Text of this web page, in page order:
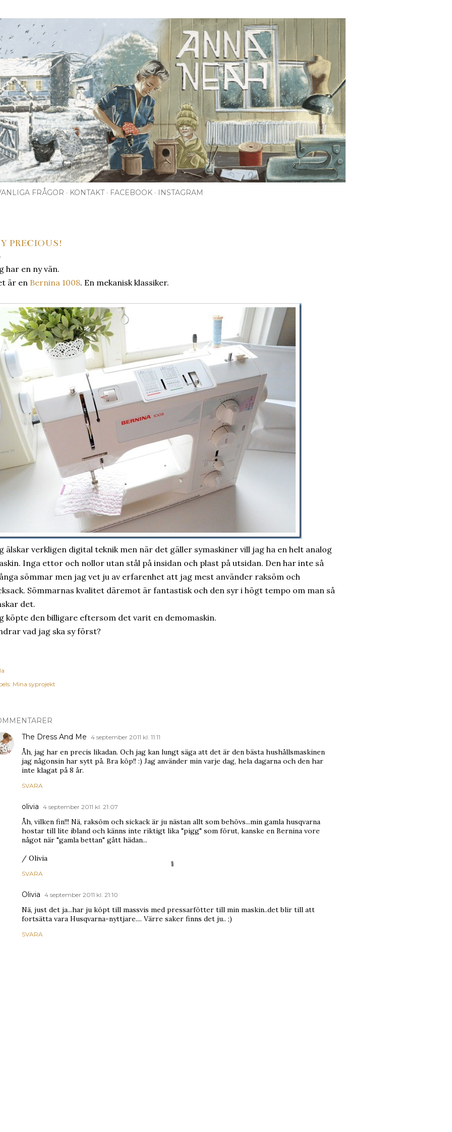
FRÅGOR KONTAKT FACEBOOK INSTAGRAM
PRECIOUS!
har en ny vän.
är en Bernina 1008. En mekanisk klassiker.
älskar verkligen digital teknik men när det gäller symaskiner vill jag ha en helt analog
Inga ettor och nollor utan stål på insidan och plast på utsidan. Den har inte så
sömmar men jag vet ju av erfarenhet att jag mest använder raksöm och
Sömmarnas kvalitet däremot är fantastisk och den syr i högt tempo om man så
det.
köpte den billigare eftersom det varit en demomaskin.
vad jag ska sy först?
Mina syprojekt
The Dress And Me 4 september 2011 kl. 11:11
Åh, jag har en precis likadan. Och jag kan lungt säga att det är den bästa hushållsmaskinen
jag någonsin har sytt på. Bra köp!! :) Jag använder min varje dag, hela dagarna och den har
inte klagat på 8 år.
SVARA
olivia 4 september 2011 kl. 21:07
Åh, vilken fin!!! Nä, raksöm och sickack är ju nästan allt som behövs...min gamla husqvarna
hostar till lite ibland och känns inte riktigt lika "pigg" som förut, kanske en Bernina vore
något när "gamla bettan" gått hädan...
/ Olivia
SVARA
Olivia 4 september 2011 kl. 21:10
Nä, just det ja...har ju köpt till massvis med pressarfötter till min maskin..det blir till att
fortsätta vara Husqvarna-nyttjare.... Värre saker finns det ju.. ;)
SVARA